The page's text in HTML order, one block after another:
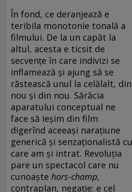
În fond, ce deranjează e
teribila monotonie tonală a
filmului. De la un capăt la
altul, acesta e ticsit de
secvențe în care indivizi se
inflamează și ajung să se
răstească unul la celălalt, din
nou și din nou. Sărăcia
aparatului conceptual ne
face să ieșim din film
digerînd aceeași narațiune
generică și senzaționalistă cu
care am și intrat. Revoluția
pare un spectacol care nu
cunoaște hors-champ,
contraplan, negație: e cel